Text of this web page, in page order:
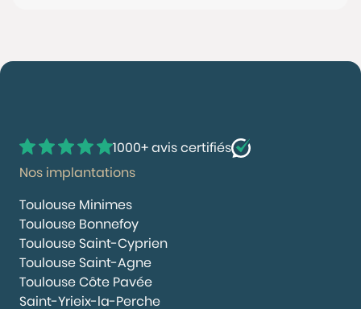
1000+ avis certifiés
Nos implantations
Toulouse Minimes
Toulouse Bonnefoy
Toulouse Saint-Cyprien
Toulouse Saint-Agne
Toulouse Côte Pavée
Saint-Yrieix-la-Perche